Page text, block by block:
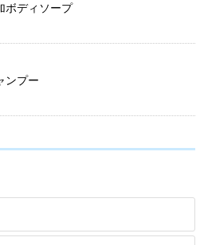
ボディソープ
ンプー